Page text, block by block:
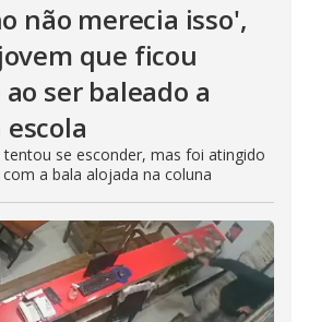
não merecia isso',
que ficou
ser baleado a
se esconder, mas foi atingido
a bala alojada na coluna